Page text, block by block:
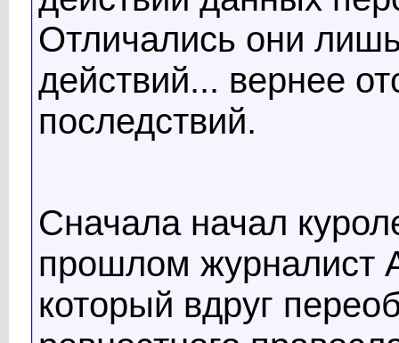
Отличались они
действий... вернее
последствий.
Сначала начал
прошлом журналист
который вдруг